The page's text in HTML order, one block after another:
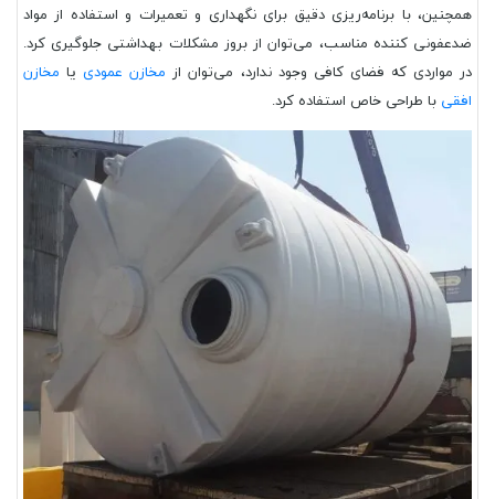
همچنین، با برنامه‌ریزی دقیق برای نگهداری و تعمیرات و استفاده از مواد
ضدعفونی کننده مناسب، می‌توان از بروز مشکلات بهداشتی جلوگیری کرد.
در مواردی که فضای کافی وجود ندارد، می‌توان از مخازن عمودییا مخازن
افقی با طراحی خاص استفاده کرد.